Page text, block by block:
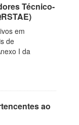
Técnico-
em
de
I da
ao